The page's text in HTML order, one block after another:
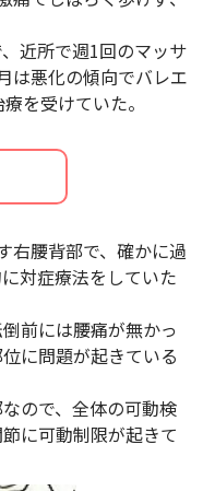
近所で週1回のマッサ
は悪化の傾向でバレエ
を受けていた。
右腰背部で、確かに過
対症療法をしていた
前には腰痛が無かっ
に問題が起きている
ので、全体の可動検
に可動制限が起きて